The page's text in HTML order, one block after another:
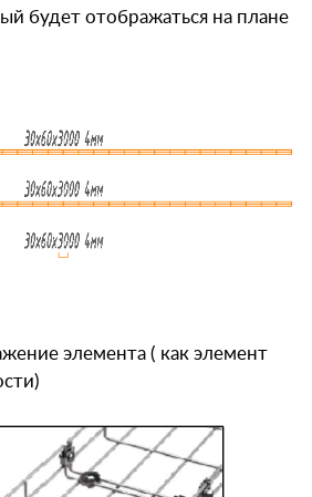
будет отображаться на плане
элемента ( как элемент